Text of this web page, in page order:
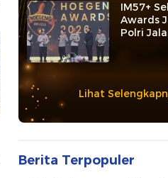
IM57+
Awards
Polri
Lihat
Berita Terpopuler